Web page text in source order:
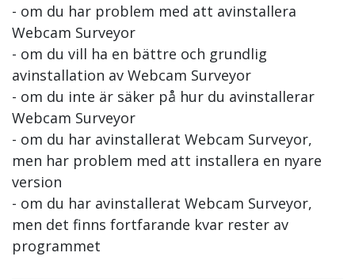
- om du har problem med att avinstallera
Webcam Surveyor
- om du vill ha en bättre och grundlig
avinstallation av Webcam Surveyor
- om du inte är säker på hur du avinstallerar
Webcam Surveyor
- om du har avinstallerat Webcam Surveyor,
men har problem med att installera en nyare
version
- om du har avinstallerat Webcam Surveyor,
men det finns fortfarande kvar rester av
programmet